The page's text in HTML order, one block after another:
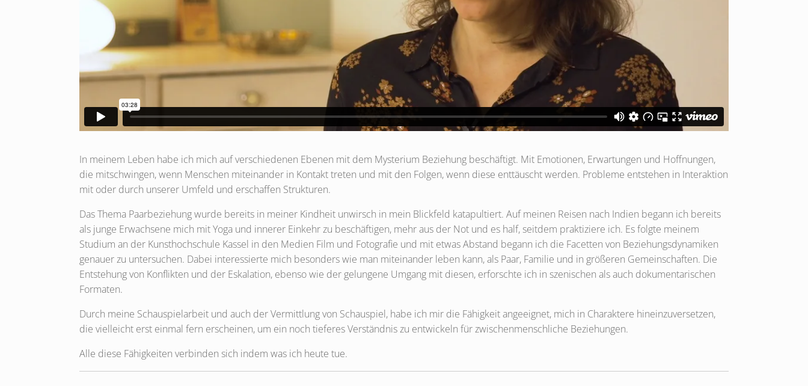
In meinem Leben habe ich mich auf verschiedenen Ebenen mit dem Mysterium Beziehung beschäftigt. Mit Emotionen, Erwartungen und Hoffnungen,
die mitschwingen, wenn Menschen miteinander in Kontakt treten und mit den Folgen, wenn diese enttäuscht werden. Probleme entstehen in Interaktion
mit oder durch unserer Umfeld und erschaffen Strukturen.
Das Thema Paarbeziehung wurde bereits in meiner Kindheit unwirsch in mein Blickfeld katapultiert. Auf meinen Reisen nach Indien begann ich bereits
als junge Erwachsene mich mit Yoga und innerer Einkehr zu beschäftigen, mehr aus der Not und es half, seitdem praktiziere ich. Es folgte meinem
Studium an der Kunsthochschule Kassel in den Medien Film und Fotografie und mit etwas Abstand begann ich die Facetten von Beziehungsdynamiken
genauer zu untersuchen. Dabei interessierte mich besonders wie man miteinander leben kann, als Paar, Familie und in größeren Gemeinschaften. Die
Entstehung von Konflikten und der Eskalation, ebenso wie der gelungene Umgang mit diesen, erforschte ich in szenischen als auch dokumentarischen
Formaten.
Durch meine Schauspielarbeit und auch der Vermittlung von Schauspiel, habe ich mir die Fähigkeit angeeignet, mich in Charaktere hineinzuversetzen,
die vielleicht erst einmal fern erscheinen, um ein noch tieferes Verständnis zu entwickeln für zwischenmenschliche Beziehungen.
Alle diese Fähigkeiten verbinden sich indem was ich heute tue.